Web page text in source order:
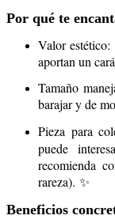
Por qué te
Valor
aportan un
Tamaño
barajar y de
Pieza para
puede
recomienda
rareza). ✨
Beneficios